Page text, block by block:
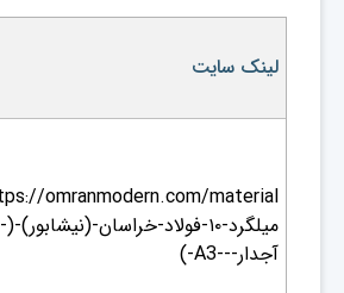
لینک سایت
میلگرد-۱۰-فولاد-خراسان-(نیشابور)-(-
آجدار---A3-)